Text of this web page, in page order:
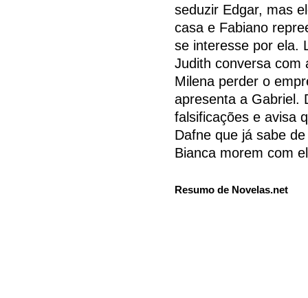
seduzir Edgar, mas
casa e Fabiano
se interesse por ela.
Judith conversa com
Milena perder o
apresenta a Gabriel.
falsificações e avisa
Dafne que já sabe
Bianca morem com
Resumo de Novelas.net